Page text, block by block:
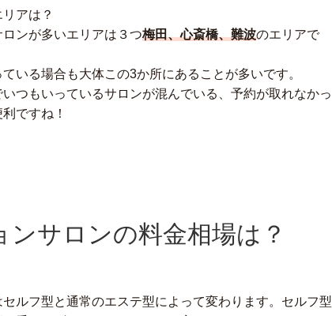
アは？
ンが多いエリアは３つ梅田、心斎橋、難波のエリアで
いる場合も大体この3か所にあることが多いです。
つもいっているサロンが混んでいる、予約が取れなかっ
ですね！
サロンの料金相場は？
ルフ型と通常のエステ型によって変わります。セルフ型